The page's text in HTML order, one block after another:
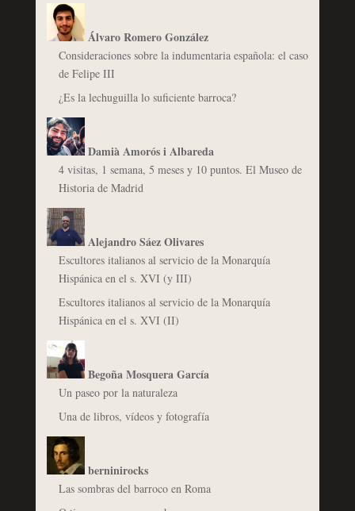
Álvaro Romero González
Consideraciones sobre la indumentaria española: el caso
de Felipe III
¿Es la lechuguilla lo suficiente barroca?
Damià Amorós i Albareda
4 visitas, 1 semana, 5 meses y 10 puntos. El Museo de
Historia de Madrid
Alejandro Sáez Olivares
Escultores italianos al servicio de la Monarquía
Hispánica en el s. XVI (y III)
Escultores italianos al servicio de la Monarquía
Hispánica en el s. XVI (II)
Begoña Mosquera García
Un paseo por la naturaleza
Una de libros, vídeos y fotografía
berninirocks
Las sombras del barroco en Roma